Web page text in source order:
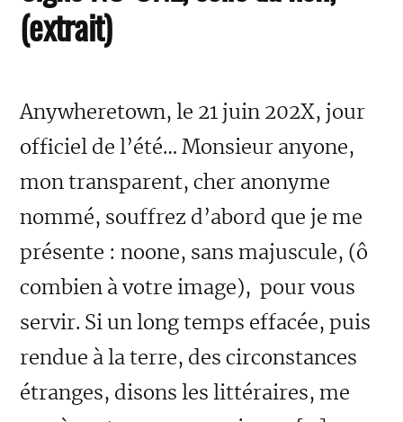
(extrait)
Anywheretown, le 21 juin 202X, jour
officiel de l’été… Monsieur anyone,
mon transparent, cher anonyme
nommé, souffrez d’abord que je me
présente : noone, sans majuscule, (ô
combien à votre image), pour vous
servir. Si un long temps effacée, puis
rendue à la terre, des circonstances
étranges, disons les littéraires, me